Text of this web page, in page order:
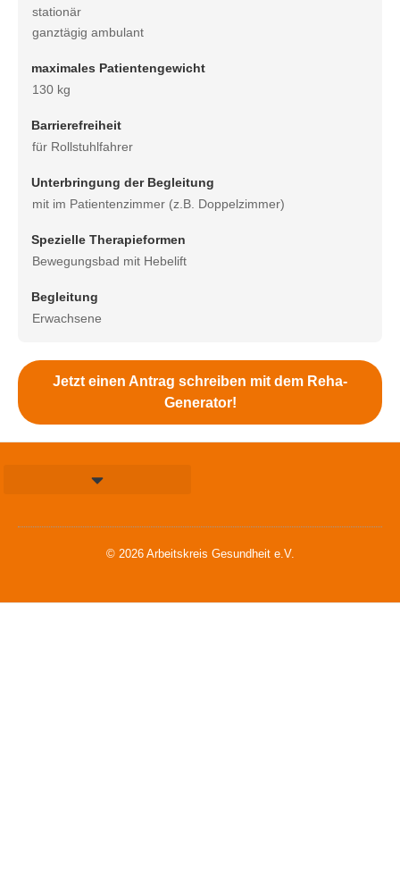
stationär
ganztägig ambulant
maximales Patientengewicht
130 kg
Barrierefreiheit
für Rollstuhlfahrer
Unterbringung der Begleitung
mit im Patientenzimmer (z.B. Doppelzimmer)
Spezielle Therapieformen
Bewegungsbad mit Hebelift
Begleitung
Erwachsene
Jetzt einen Antrag schreiben mit dem Reha-
Generator!
© 2026 Arbeitskreis Gesundheit e.V.